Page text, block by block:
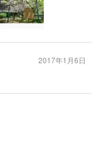
2017年1月6日